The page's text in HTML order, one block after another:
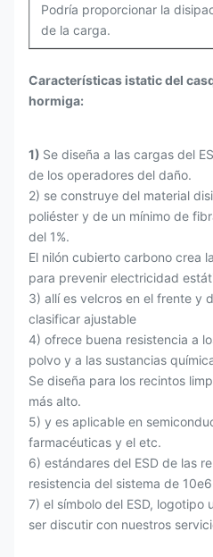
Podría proporcionar la
de la carga.
Características istatic del
hormiga:
1) Se diseña a las cargas del
de los operadores del daño.
2) se construye del material
poliéster y de un mínimo de
del 1%.
El nilón cubierto carbono crea
para prevenir electricidad
3) allí es velcros en el frente y
clasificar ajustable
4) ofrece buena resistencia a
polvo y a las sustancias
Se diseña para los recintos
más alto.
5) y es aplicable en
farmacéuticas y el etc.
6) estándares del ESD de las
resistencia del sistema de
7) el símbolo del ESD, logotipo
ser discutir con nuestros